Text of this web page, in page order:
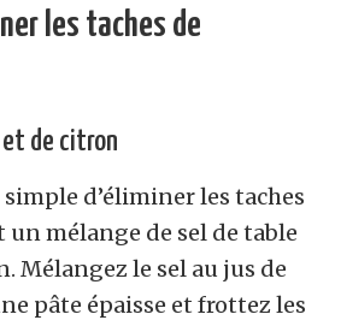
les taches de
et de citron
d’éliminer les taches
un mélange de sel de table
Mélangez le sel au jus de
pâte épaisse et frottez les